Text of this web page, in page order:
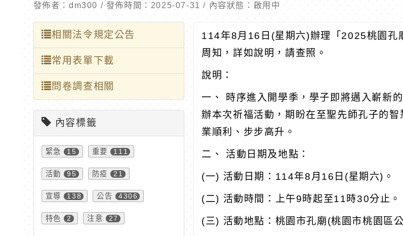
發佈者：dm300 / 發佈時間：2025-07-31 / 內容狀態：啟用中
相關法令規定公告
常用表單下載
問卷調查相關
內容標籤
緊急 15 重要 111
活動 95 防疫 21
宣導 138 公告 4306
特色 2 注意 27
114年8月16日(星期六)辦理「2025桃園孔
周知，詳如說明，請查照。
說明：
一、 時序進入開學季，學子即將邁入嶄新
辦本次祈福活動，期盼在至聖先師孔子的
業順利、步步高升。
二、 活動日期及地點：
(一) 活動日期：114年8月16日(星期六)。
(二) 活動時間：上午9時起至11時30分止。
(三) 活動地點：桃園市孔廟(桃園市桃園區